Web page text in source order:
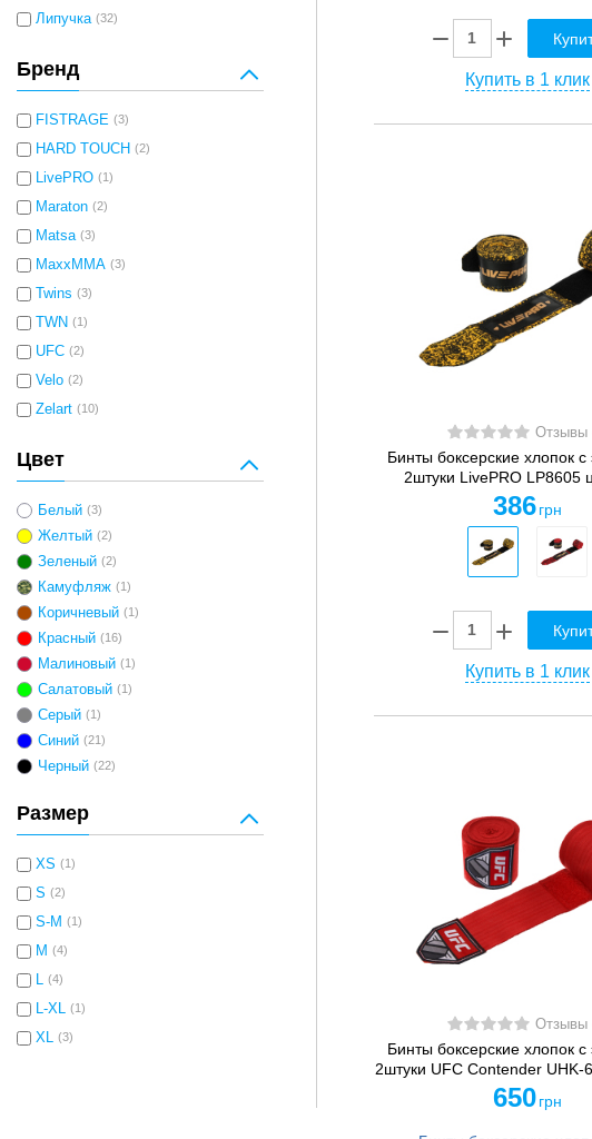
Липучка (32)
Бренд
FISTRAGE (3)
HARD TOUCH (2)
LivePRO (1)
Maraton (2)
Matsa (3)
MaxxMMA (3)
Twins (3)
TWN (1)
UFC (2)
Velo (2)
Zelart (10)
Цвет
Белый (3)
Желтый (2)
Зеленый (2)
Камуфляж (1)
Коричневый (1)
Красный (16)
Малиновый (1)
Салатовый (1)
Серый (1)
Синий (21)
Черный (22)
Размер
XS (1)
S (2)
S-M (1)
M (4)
L (4)
L-XL (1)
XL (3)
Купить в 1 клик
Отзывы
Бинты боксерские хлопок с
2штуки LivePRO LP8605
386 грн
Купить в 1 клик
Отзывы
Бинты боксерские хлопок с
2штуки UFC Contender UHK-
650 грн